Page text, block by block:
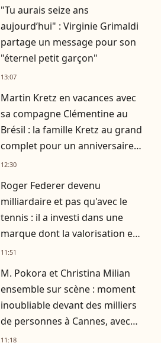
"Tu aurais seize ans
aujourd’hui" : Virginie Grimaldi
partage un message pour son
"éternel petit garçon"
13:07
Martin Kretz en vacances avec
sa compagne Clémentine au
Brésil : la famille Kretz au grand
complet pour un anniversaire
très particulier
12:30
Roger Federer devenu
milliardaire et pas qu'avec le
tennis : il a investi dans une
marque dont la valorisation est
exponentielle
11:51
M. Pokora et Christina Milian
ensemble sur scène : moment
inoubliable devant des milliers
de personnes à Cannes, avec
un autre nom de la musique
11:18